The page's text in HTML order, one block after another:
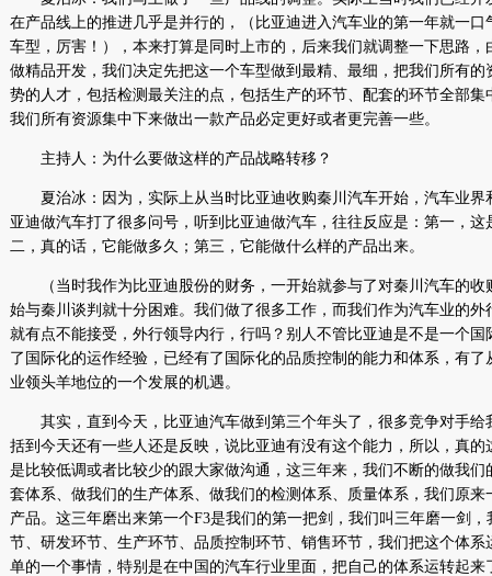
在产品线上的推进几乎是并行的，（比亚迪进入汽车业的第一年就一口
车型，厉害！），本来打算是同时上市的，后来我们就调整一下思路，
做精品开发，我们决定先把这一个车型做到最精、最细，把我们所有的
势的人才，包括检测最关注的点，包括生产的环节、配套的环节全部集
我们所有资源集中下来做出一款产品必定更好或者更完善一些。
主持人：为什么要做这样的产品战略转移？
夏治冰：因为，实际上从当时比亚迪收购秦川汽车开始，汽车业界
亚迪做汽车打了很多问号，听到比亚迪做汽车，往往反应是：第一，这
二，真的话，它能做多久；第三，它能做什么样的产品出来。
（当时我作为比亚迪股份的财务，一开始就参与了对秦川汽车的收
始与秦川谈判就十分困难。我们做了很多工作，而我们作为汽车业的外
就有点不能接受，外行领导内行，行吗？别人不管比亚迪是不是一个国
了国际化的运作经验，已经有了国际化的品质控制的能力和体系，有了
业领头羊地位的一个发展的机遇。
其实，直到今天，比亚迪汽车做到第三个年头了，很多竞争对手给
括到今天还有一些人还是反映，说比亚迪有没有这个能力，所以，真的
是比较低调或者比较少的跟大家做沟通，这三年来，我们不断的做我们
套体系、做我们的生产体系、做我们的检测体系、质量体系，我们原来
产品。这三年磨出来第一个F3是我们的第一把剑，我们叫三年磨一剑，
节、研发环节、生产环节、品质控制环节、销售环节，我们把这个体系
单的一个事情，特别是在中国的汽车行业里面，把自己的体系运转起来